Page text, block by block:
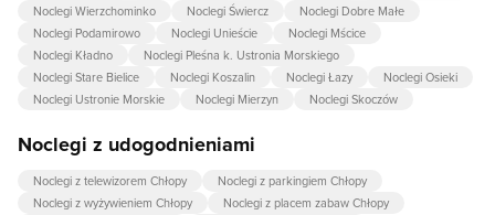
Noclegi Wierzchominko
Noclegi Świercz
Noclegi Dobre Małe
Noclegi Podamirowo
Noclegi Unieście
Noclegi Mścice
Noclegi Kładno
Noclegi Pleśna k. Ustronia Morskiego
Noclegi Stare Bielice
Noclegi Koszalin Noclegi Łazy
Noclegi Osieki
Noclegi Ustronie Morskie
Noclegi Mierzyn Noclegi Skoczów
Noclegi z udogodnieniami
Noclegi z telewizorem Chłopy
Noclegi z parkingiem Chłopy
Noclegi z wyżywieniem Chłopy
Noclegi z placem zabaw Chłopy